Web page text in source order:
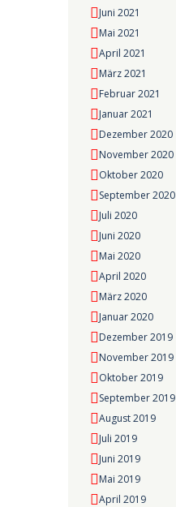
Juni 2021
Mai 2021
April 2021
März 2021
Februar 2021
Januar 2021
Dezember 2020
November 2020
Oktober 2020
September 2020
Juli 2020
Juni 2020
Mai 2020
April 2020
März 2020
Januar 2020
Dezember 2019
November 2019
Oktober 2019
September 2019
August 2019
Juli 2019
Juni 2019
Mai 2019
April 2019